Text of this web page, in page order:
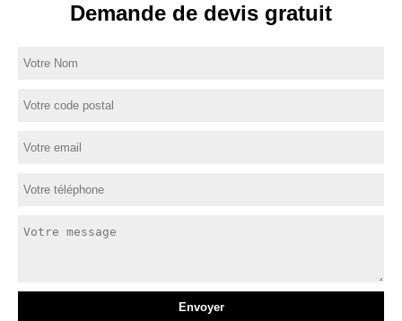
Demande de devis gratuit